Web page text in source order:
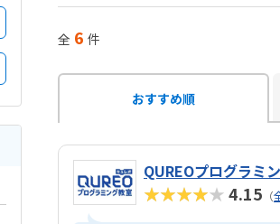
全 6 件
おすすめ順
QUREOプログラミ
★★★★★4.15 （